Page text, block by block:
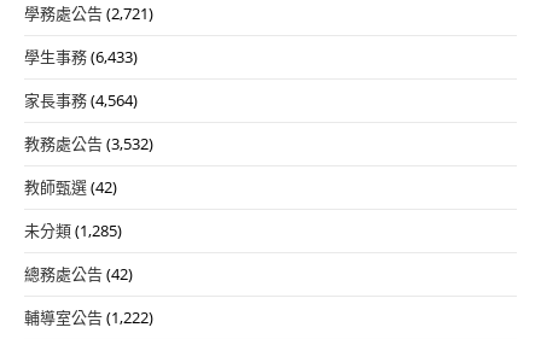
學務處公告(2,721)
學生事務(6,433)
家長事務(4,564)
教務處公告(3,532)
教師甄選(42)
未分類(1,285)
總務處公告(42)
輔導室公告(1,222)